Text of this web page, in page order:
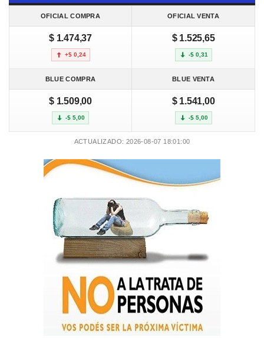
OFICIAL COMPRA OFICIAL VENTA
$ 1.474,37
+$ 0,24
$ 1.525,65
-$ 0,31
BLUE COMPRA BLUE VENTA
$ 1.509,00
-$ 5,00
$ 1.541,00
-$ 5,00
ACTUALIZADO: 2026-08-07 18:01:00